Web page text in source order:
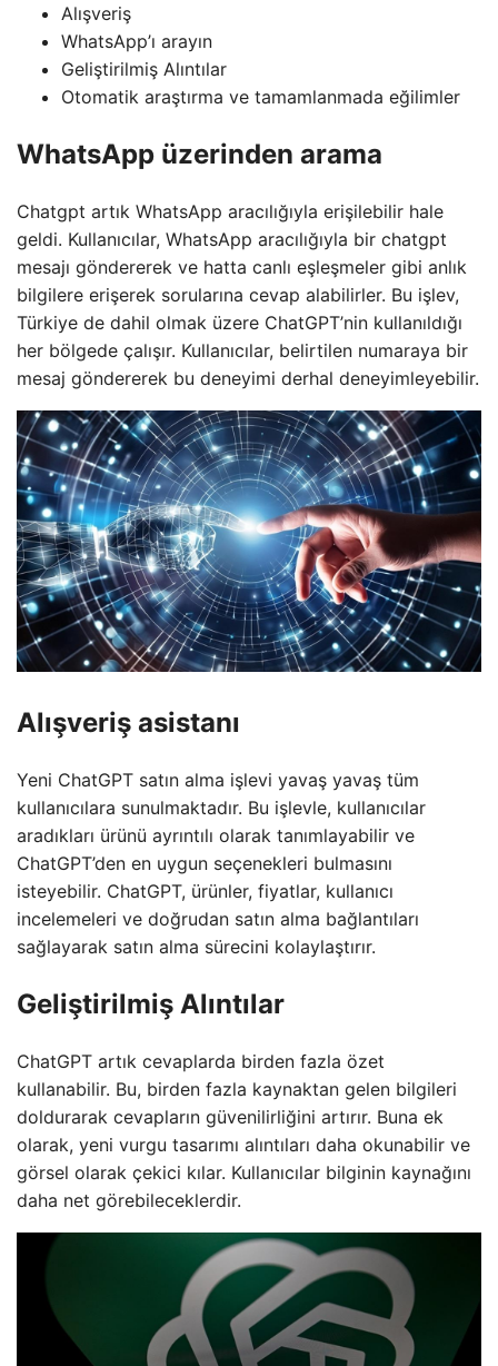
Alışveriş
WhatsApp’ı arayın
Geliştirilmiş Alıntılar
Otomatik araştırma ve tamamlanmada eğilimler
WhatsApp üzerinden arama
Chatgpt artık WhatsApp aracılığıyla erişilebilir hale
geldi. Kullanıcılar, WhatsApp aracılığıyla bir chatgpt
mesajı göndererek ve hatta canlı eşleşmeler gibi anlık
bilgilere erişerek sorularına cevap alabilirler. Bu işlev,
Türkiye de dahil olmak üzere ChatGPT’nin kullanıldığı
her bölgede çalışır. Kullanıcılar, belirtilen numaraya bir
mesaj göndererek bu deneyimi derhal deneyimleyebilir.
Alışveriş asistanı
Yeni ChatGPT satın alma işlevi yavaş yavaş tüm
kullanıcılara sunulmaktadır. Bu işlevle, kullanıcılar
aradıkları ürünü ayrıntılı olarak tanımlayabilir ve
ChatGPT’den en uygun seçenekleri bulmasını
isteyebilir. ChatGPT, ürünler, fiyatlar, kullanıcı
incelemeleri ve doğrudan satın alma bağlantıları
sağlayarak satın alma sürecini kolaylaştırır.
Geliştirilmiş Alıntılar
ChatGPT artık cevaplarda birden fazla özet
kullanabilir. Bu, birden fazla kaynaktan gelen bilgileri
doldurarak cevapların güvenilirliğini artırır. Buna ek
olarak, yeni vurgu tasarımı alıntıları daha okunabilir ve
görsel olarak çekici kılar. Kullanıcılar bilginin kaynağını
daha net görebileceklerdir.